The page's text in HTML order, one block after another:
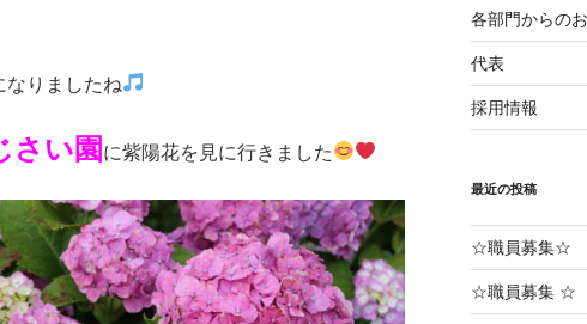
なりましたね
さい園 に紫陽花を見に行きました
各部門からの
代表
採用情報
最近の投稿
☆職員募集☆
☆職員募集 ☆